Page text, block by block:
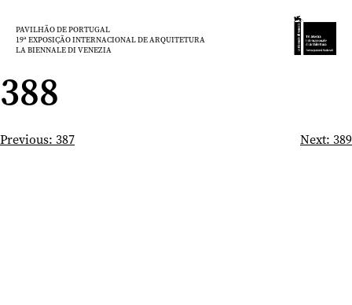
paraPAVILHÃO DE PORTUGAL
19ª EXPOSIÇÃO INTERNACIONAL DE ARQUITETURA
LA BIENNALE DI VENEZIA
388
Navegação
Previous: 387 Next: 389